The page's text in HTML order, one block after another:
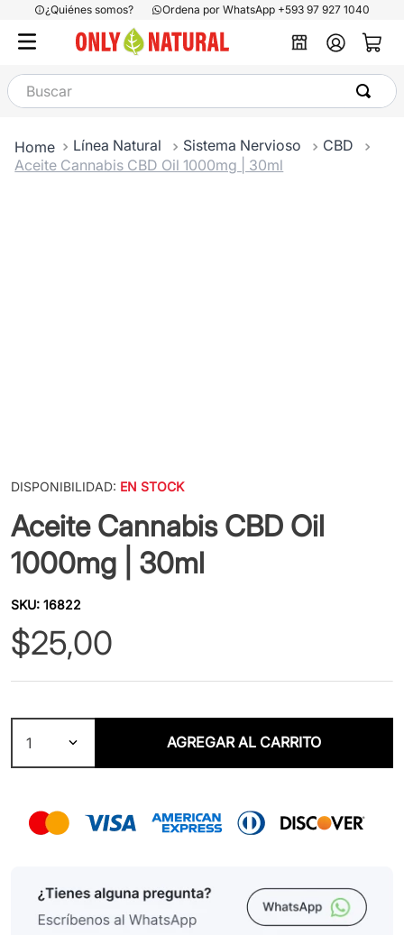
¿Quiénes somos? Ordena por WhatsApp +593 97 927 1040
Buscar
Línea Natural Sistema Nervioso
CBD
Aceite Cannabis CBD Oil 1000mg | 30ml
DISPONIBILIDAD: EN STOCK
Aceite Cannabis CBD Oil
1000mg | 30ml
SKU:16822
$25,00
1 AGREGAR AL CARRITO